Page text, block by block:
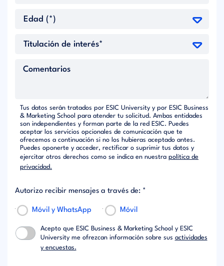
Tus datos serán tratados por ESIC University y por ESIC Business
& Marketing School para atender tu solicitud. Ambas entidades
son independientes y forman parte de la red ESIC. Puedes
aceptar los servicios opcionales de comunicación que te
ofrecemos a continuación si no los hubieras aceptado antes.
Puedes oponerte y acceder, rectificar o suprimir tus datos y
ejercitar otros derechos como se indica en nuestra política de
privacidad.
Autorizo recibir mensajes a través de: *
Móvil y WhatsApp Móvil
Acepto que ESIC Business & Marketing School y ESIC
University me ofrezcan información sobre sus actividades
y encuestas.